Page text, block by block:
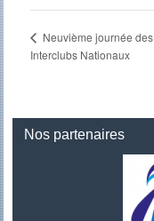
Neuvième journée des
Interclubs Nationaux
Nos partenaires